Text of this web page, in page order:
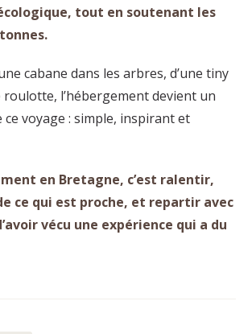
tout en soutenant les
cabane dans les arbres, d’une tiny
roulotte, l’hébergement devient un
voyage : simple, inspirant et
en Bretagne, c’est ralentir,
ce qui est proche, et repartir avec
vécu une expérience qui a du